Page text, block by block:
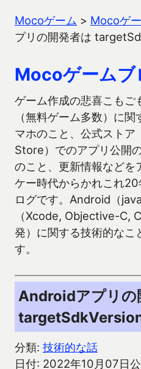
Mocoゲーム > Mocoゲ
プリの開発者は
Mocoゲームブ
ゲーム作成の悲喜こもご
（無料ゲーム多数）に
マホのこと、公式スト
Store）でのアプリ公開
のこと、更新情報などを
ケー時代からかれこれ
ログです。Android（
（Xcode, Objective-C,
発）に関する技術的なこ
す。
Androidアプリの
分類: 技術的な話
日付: 2022年10月07日